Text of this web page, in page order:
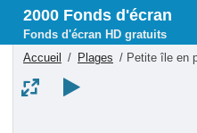
2000 Fonds d'écran
Fonds d'écran HD gratuits
Accueil
/ Plages / Petite île en